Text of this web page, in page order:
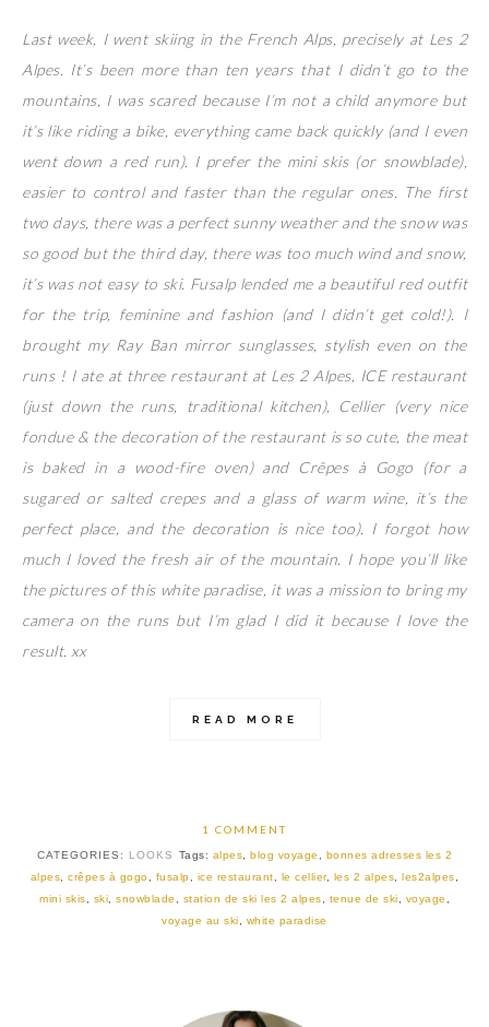
Last week, I went skiing in the French Alps, precisely at Les 2
Alpes. It’s been more than ten years that I didn’t go to the
mountains, I was scared because I’m not a child anymore but
it’s like riding a bike, everything came back quickly (and I even
went down a red run). I prefer the mini skis (or snowblade),
easier to control and faster than the regular ones. The first
two days, there was a perfect sunny weather and the snow was
so good but the third day, there was too much wind and snow,
it’s was not easy to ski. Fusalp lended me a beautiful red outfit
for the trip, feminine and fashion (and I didn’t get cold!). I
brought my Ray Ban mirror sunglasses, stylish even on the
runs ! I ate at three restaurant at Les 2 Alpes, ICE restaurant
(just down the runs, traditional kitchen), Cellier (very nice
fondue & the decoration of the restaurant is so cute, the meat
is baked in a wood-fire oven) and Crêpes à Gogo (for a
sugared or salted crepes and a glass of warm wine, it’s the
perfect place, and the decoration is nice too). I forgot how
much I loved the fresh air of the mountain. I hope you’ll like
the pictures of this white paradise, it was a mission to bring my
camera on the runs but I’m glad I did it because I love the
result. xx
READ MORE
1 COMMENT
CATEGORIES: LOOKS Tags: alpes,blog voyage , bonnes adresses les 2
alpes,crêpes à gogo, fusalp, ice restaurant, le cellier, les 2 alpes,les2alpes,
mini skis, ski, snowblade , station de ski les 2 alpes, tenue de ski, voyage ,
voyage au ski, white paradise